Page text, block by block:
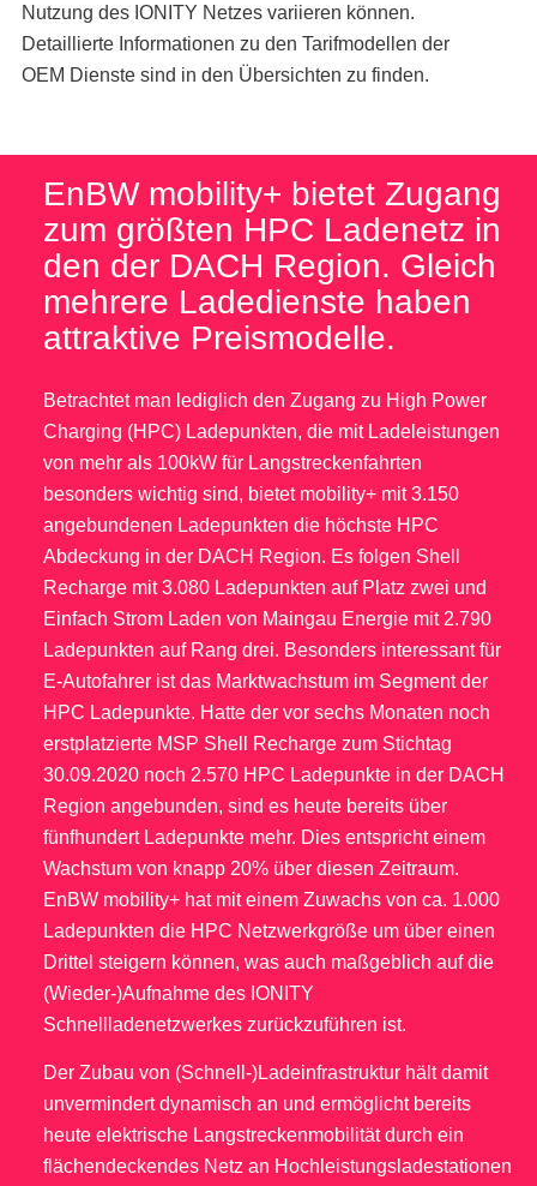
Nutzung des IONITY Netzes variieren können.
Detaillierte Informationen zu den Tarifmodellen der
OEM Dienste sind in den Übersichten zu finden.
EnBW mobility+ bietet Zugang
zum größten HPC Ladenetz in
den der DACH Region. Gleich
mehrere Ladedienste haben
attraktive Preismodelle.
Betrachtet man lediglich den Zugang zu High Power
Charging (HPC) Ladepunkten, die mit Ladeleistungen
von mehr als 100kW für Langstreckenfahrten
besonders wichtig sind, bietet mobility+ mit 3.150
angebundenen Ladepunkten die höchste HPC
Abdeckung in der DACH Region. Es folgen Shell
Recharge mit 3.080 Ladepunkten auf Platz zwei und
Einfach Strom Laden von Maingau Energie mit 2.790
Ladepunkten auf Rang drei. Besonders interessant für
E-Autofahrer ist das Marktwachstum im Segment der
HPC Ladepunkte. Hatte der vor sechs Monaten noch
erstplatzierte MSP Shell Recharge zum Stichtag
30.09.2020 noch 2.570 HPC Ladepunkte in der DACH
Region angebunden, sind es heute bereits über
fünfhundert Ladepunkte mehr. Dies entspricht einem
Wachstum von knapp 20% über diesen Zeitraum.
EnBW mobility+ hat mit einem Zuwachs von ca. 1.000
Ladepunkten die HPC Netzwerkgröße um über einen
Drittel steigern können, was auch maßgeblich auf die
(Wieder-)Aufnahme des IONITY
Schnellladenetzwerkes zurückzuführen ist.
Der Zubau von (Schnell-)Ladeinfrastruktur hält damit
unvermindert dynamisch an und ermöglicht bereits
heute elektrische Langstreckenmobilität durch ein
flächendeckendes Netz an Hochleistungsladestationen